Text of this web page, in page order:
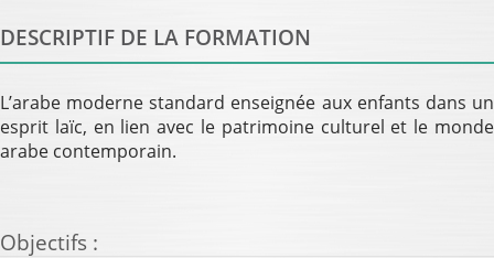
DESCRIPTIF DE LA FORMATION
L’arabe moderne standard enseignée aux enfants dans un
esprit laïc, en lien avec le patrimoine culturel et le monde
arabe contemporain.
Objectifs :